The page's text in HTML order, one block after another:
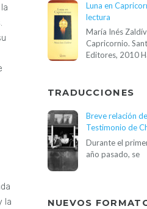
la
Luna en
lectura
María Inés
Capricornio.
Editores, 2010
TRADUCCIONES
Breve relación
Testimonio de
Durante el
año pasado, se
NUEVOS